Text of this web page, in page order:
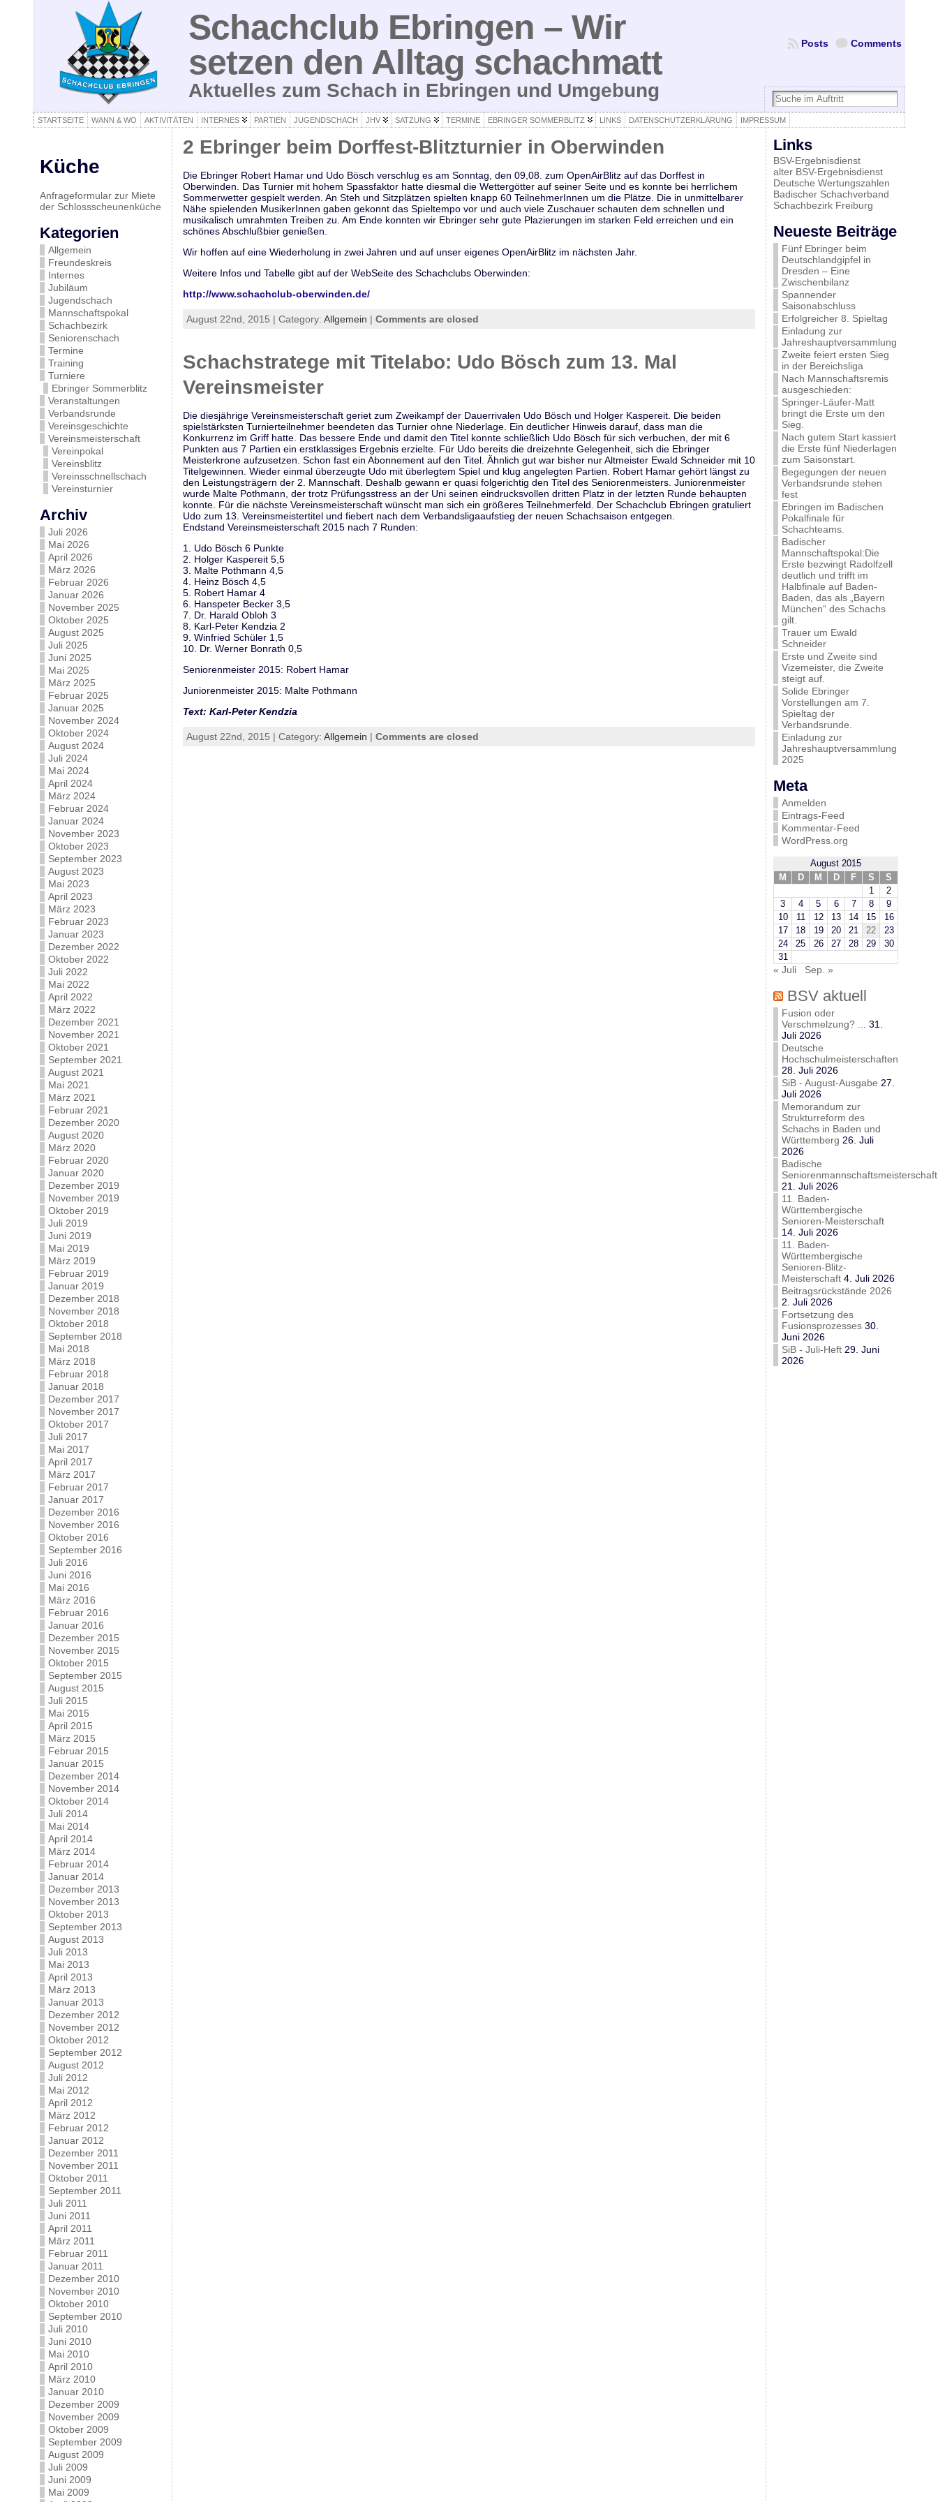
Schachclub Ebringen – Wir
setzen den Alltag schachmatt
Aktuelles zum Schach in Ebringen und Umgebung
Comments
Posts
STARTSEITE WANN & WO AKTIVITÄTEN INTERNES PARTIEN JUGENDSCHACH JHV SATZUNG TERMINE EBRINGER SOMMERBLITZ LINKS DATENSCHUTZERKLÄRUNG IMPRESSUM
Küche
Anfrageformular zur Miete
der Schlossscheunenküche
Kategorien
Allgemein
Freundeskreis
Internes
Jubiläum
Jugendschach
Mannschaftspokal
Schachbezirk
Seniorenschach
Termine
Training
Turniere
Ebringer Sommerblitz
Veranstaltungen
Verbandsrunde
Vereinsgeschichte
Vereinsmeisterschaft
Vereinpokal
Vereinsblitz
Vereinsschnellschach
Vereinsturnier
Archiv
Juli 2026
Mai 2026
April 2026
März 2026
Februar 2026
Januar 2026
November 2025
Oktober 2025
August 2025
Juli 2025
Juni 2025
Mai 2025
März 2025
Februar 2025
Januar 2025
November 2024
Oktober 2024
August 2024
Juli 2024
Mai 2024
April 2024
März 2024
Februar 2024
Januar 2024
November 2023
Oktober 2023
September 2023
August 2023
Mai 2023
April 2023
März 2023
Februar 2023
Januar 2023
Dezember 2022
Oktober 2022
Juli 2022
Mai 2022
April 2022
März 2022
Dezember 2021
November 2021
Oktober 2021
September 2021
August 2021
Mai 2021
März 2021
Februar 2021
Dezember 2020
August 2020
März 2020
Februar 2020
Januar 2020
Dezember 2019
November 2019
Oktober 2019
Juli 2019
Juni 2019
Mai 2019
März 2019
Februar 2019
Januar 2019
Dezember 2018
November 2018
Oktober 2018
September 2018
Mai 2018
März 2018
Februar 2018
Januar 2018
Dezember 2017
November 2017
Oktober 2017
Juli 2017
Mai 2017
April 2017
März 2017
Februar 2017
Januar 2017
Dezember 2016
November 2016
Oktober 2016
September 2016
Juli 2016
Juni 2016
Mai 2016
März 2016
Februar 2016
Januar 2016
Dezember 2015
November 2015
Oktober 2015
September 2015
August 2015
Juli 2015
Mai 2015
April 2015
März 2015
Februar 2015
Januar 2015
Dezember 2014
November 2014
Oktober 2014
Juli 2014
Mai 2014
April 2014
März 2014
Februar 2014
Januar 2014
Dezember 2013
November 2013
Oktober 2013
September 2013
August 2013
Juli 2013
Mai 2013
April 2013
März 2013
Januar 2013
Dezember 2012
November 2012
Oktober 2012
September 2012
August 2012
Juli 2012
Mai 2012
April 2012
März 2012
Februar 2012
Januar 2012
Dezember 2011
November 2011
Oktober 2011
September 2011
Juli 2011
Juni 2011
April 2011
März 2011
Februar 2011
Januar 2011
Dezember 2010
November 2010
Oktober 2010
September 2010
Juli 2010
Juni 2010
Mai 2010
April 2010
März 2010
Januar 2010
Dezember 2009
November 2009
Oktober 2009
September 2009
August 2009
Juli 2009
Juni 2009
Mai 2009
2 Ebringer beim Dorffest-Blitzturnier in Oberwinden
Die Ebringer Robert Hamar und Udo Bösch verschlug es am Sonntag, den 09,08. zum OpenAirBlitz auf das Dorffest in
Oberwinden. Das Turnier mit hohem Spassfaktor hatte diesmal die Wettergötter auf seiner Seite und es konnte bei herrlichem
Sommerwetter gespielt werden. An Steh und Sitzplätzen spielten knapp 60 TeilnehmerInnen um die Plätze. Die in unmittelbarer
Nähe spielenden MusikerInnen gaben gekonnt das Spieltempo vor und auch viele Zuschauer schauten dem schnellen und
musikalisch umrahmten Treiben zu. Am Ende konnten wir Ebringer sehr gute Plazierungen im starken Feld erreichen und ein
schönes Abschlußbier genießen.
Wir hoffen auf eine Wiederholung in zwei Jahren und auf unser eigenes OpenAirBlitz im nächsten Jahr.
Weitere Infos und Tabelle gibt auf der WebSeite des Schachclubs Oberwinden:
http://www.schachclub-oberwinden.de/
August 22nd, 2015 | Category: Allgemein | Comments are closed
Schachstratege mit Titelabo: Udo Bösch zum 13. Mal
Vereinsmeister
Die diesjährige Vereinsmeisterschaft geriet zum Zweikampf der Dauerrivalen Udo Bösch und Holger Kaspereit. Die beiden
spielstärksten Turnierteilnehmer beendeten das Turnier ohne Niederlage. Ein deutlicher Hinweis darauf, dass man die
Konkurrenz im Griff hatte. Das bessere Ende und damit den Titel konnte schließlich Udo Bösch für sich verbuchen, der mit 6
Punkten aus 7 Partien ein erstklassiges Ergebnis erzielte. Für Udo bereits die dreizehnte Gelegenheit, sich die Ebringer
Meisterkrone aufzusetzen. Schon fast ein Abonnement auf den Titel. Ähnlich gut war bisher nur Altmeister Ewald Schneider mit 10
Titelgewinnen. Wieder einmal überzeugte Udo mit überlegtem Spiel und klug angelegten Partien. Robert Hamar gehört längst zu
den Leistungsträgern der 2. Mannschaft. Deshalb gewann er quasi folgerichtig den Titel des Seniorenmeisters. Juniorenmeister
wurde Malte Pothmann, der trotz Prüfungsstress an der Uni seinen eindrucksvollen dritten Platz in der letzten Runde behaupten
konnte. Für die nächste Vereinsmeisterschaft wünscht man sich ein größeres Teilnehmerfeld. Der Schachclub Ebringen gratuliert
Udo zum 13. Vereinsmeistertitel und fiebert nach dem Verbandsligaaufstieg der neuen Schachsaison entgegen.
Endstand Vereinsmeisterschaft 2015 nach 7 Runden:
1. Udo Bösch 6 Punkte
2. Holger Kaspereit 5,5
3. Malte Pothmann 4,5
4. Heinz Bösch 4,5
5. Robert Hamar 4
6. Hanspeter Becker 3,5
7. Dr. Harald Obloh 3
8. Karl-Peter Kendzia 2
9. Winfried Schüler 1,5
10. Dr. Werner Bonrath 0,5
Seniorenmeister 2015: Robert Hamar
Juniorenmeister 2015: Malte Pothmann
Text: Karl-Peter Kendzia
August 22nd, 2015 | Category: Allgemein | Comments are closed
Links
BSV-Ergebnisdienst
alter BSV-Ergebnisdienst
Deutsche Wertungszahlen
Badischer Schachverband
Schachbezirk Freiburg
Neueste Beiträge
Fünf Ebringer beim
Deutschlandgipfel in
Dresden – Eine
Zwischenbilanz
Spannender
Saisonabschluss
Erfolgreicher 8. Spieltag
Einladung zur
Jahreshauptversammlung
Zweite feiert ersten Sieg
in der Bereichsliga
Nach Mannschaftsremis
ausgeschieden:
Springer-Läufer-Matt
bringt die Erste um den
Sieg.
Nach gutem Start kassiert
die Erste fünf Niederlagen
zum Saisonstart.
Begegungen der neuen
Verbandsrunde stehen
fest
Ebringen im Badischen
Pokalfinale für
Schachteams.
Badischer
Mannschaftspokal:Die
Erste bezwingt Radolfzell
deutlich und trifft im
Halbfinale auf Baden-
Baden, das als „Bayern
München“ des Schachs
gilt.
Trauer um Ewald
Schneider
Erste und Zweite sind
Vizemeister, die Zweite
steigt auf.
Solide Ebringer
Vorstellungen am 7.
Spieltag der
Verbandsrunde.
Einladung zur
Jahreshauptversammlung
2025
Meta
Anmelden
Eintrags-Feed
Kommentar-Feed
WordPress.org
August 2015
M
D M D F S
S
1
2
3
4 5 6 7 8
9
10
11 12 13 14 15
16
17
18 19 20 21 22
23
24
25 26 27 28 29
30
31
« Juli Sep. »
BSV aktuell
Fusion oder
Verschmelzung? ...
31.
Juli 2026
Deutsche
Hochschulmeisterschaften
28. Juli 2026
SiB - August-Ausgabe 27.
Juli 2026
Memorandum zur
Strukturreform des
Schachs in Baden und
Württemberg 26. Juli
2026
Badische
Seniorenmannschaftsmeisterschaft
21. Juli 2026
11. Baden-
Württembergische
Senioren-Meisterschaft
14. Juli 2026
11. Baden-
Württembergische
Senioren-Blitz-
Meisterschaft 4. Juli 2026
Beitragsrückstände 2026
2. Juli 2026
Fortsetzung des
Fusionsprozesses 30.
Juni 2026
SiB - Juli-Heft 29. Juni
2026